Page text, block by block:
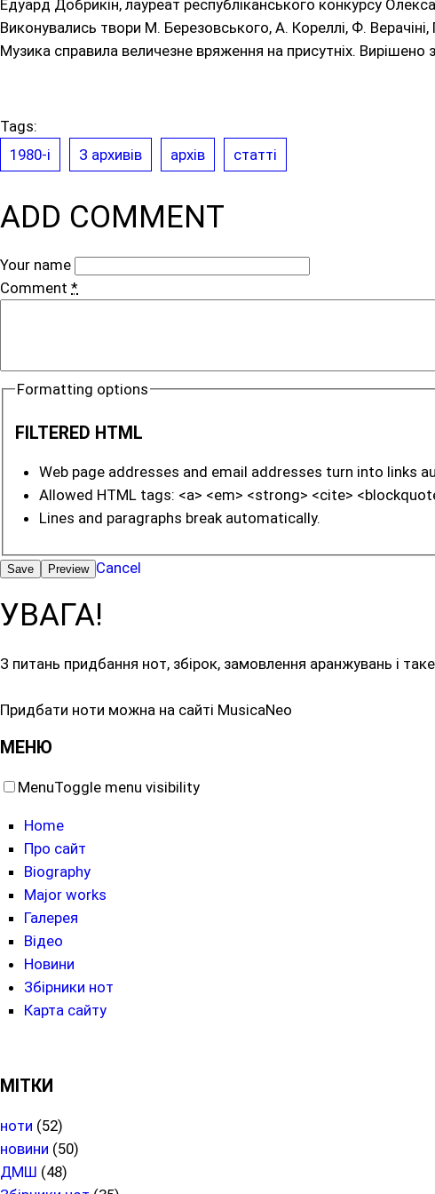
Едуард Добрикін, лауреат республіканського конкурсу
Виконувались твори М. Березовського, А. Кореллі, Ф. Верачіні,
Музика справила величезне вряження на присутніх.
Tags:
1980-і
З архивів архів статті
ADD COMMENT
Your name
Comment *
Formatting options
FILTERED HTML
Web page addresses and email addresses turn into links
Allowed HTML tags: <a> <em> <strong> <cite>
Lines and paragraphs break automatically.
Cancel
УВАГА!
З питань придбання нот, збірок, замовлення аранжувань і
Придбати ноти можна на сайті MusicaNeo
МЕНЮ
MenuToggle menu visibility
Home
Про сайт
Biography
Major works
Галерея
Відео
Новини
Збірники нот
Карта сайту
МІТКИ
ноти (52)
новини (50)
ДМШ (48)